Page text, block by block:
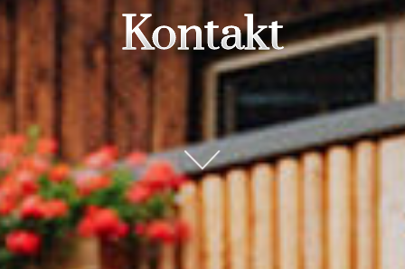
Kontakt